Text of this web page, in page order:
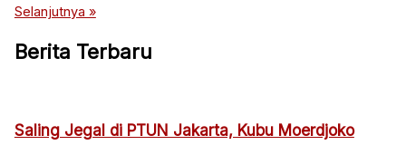
Selanjutnya »
Berita Terbaru
Saling Jegal di PTUN Jakarta, Kubu Moerdjoko